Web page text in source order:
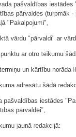
pašvaldības iestādes
pārvaldes (turpmāk -
"Pakalpojumi",
vārdu "pārvaldi" ar
ar otro teikumu
un kārtību norāda
adresātu šādā
pašvaldības iestādes
pārvaldei",
jaunā redakcijā: